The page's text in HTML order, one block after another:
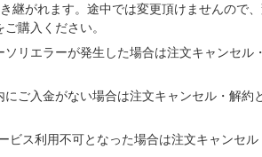
継がれます。途中では変更頂けませんので
購入ください。
リエラーが発生した場合は注文キャンセル
ご入金がない場合は注文キャンセル・解約
ス利用不可となった場合は注文キャンセル